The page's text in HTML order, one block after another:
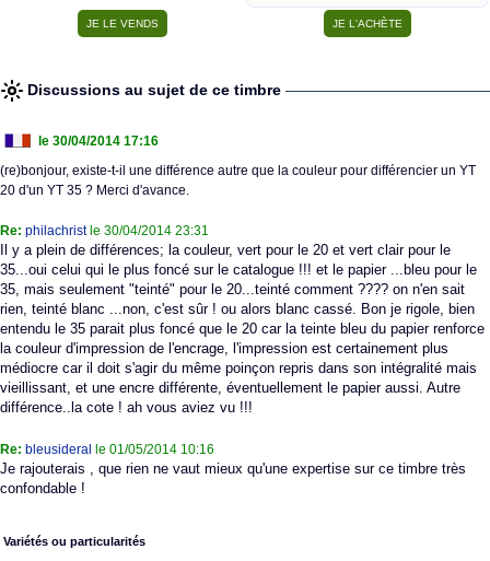
Discussions au sujet de ce timbre
le 30/04/2014 17:16
(re)bonjour, existe-t-il une différence autre que la couleur pour différencier un YT
20 d'un YT 35 ? Merci d'avance.
Re: philachristle 30/04/2014 23:31
Il y a plein de différences; la couleur, vert pour le 20 et vert clair pour le
35...oui celui qui le plus foncé sur le catalogue !!! et le papier ...bleu pour le
35, mais seulement "teinté" pour le 20...teinté comment ???? on n'en sait
rien, teinté blanc ...non, c'est sûr ! ou alors blanc cassé. Bon je rigole, bien
entendu le 35 parait plus foncé que le 20 car la teinte bleu du papier renforce
la couleur d'impression de l'encrage, l'impression est certainement plus
médiocre car il doit s'agir du même poinçon repris dans son intégralité mais
vieillissant, et une encre différente, éventuellement le papier aussi. Autre
différence..la cote ! ah vous aviez vu !!!
Re: bleusideral le 01/05/2014 10:16
Je rajouterais , que rien ne vaut mieux qu'une expertise sur ce timbre très
confondable !
Variétés ou particularités